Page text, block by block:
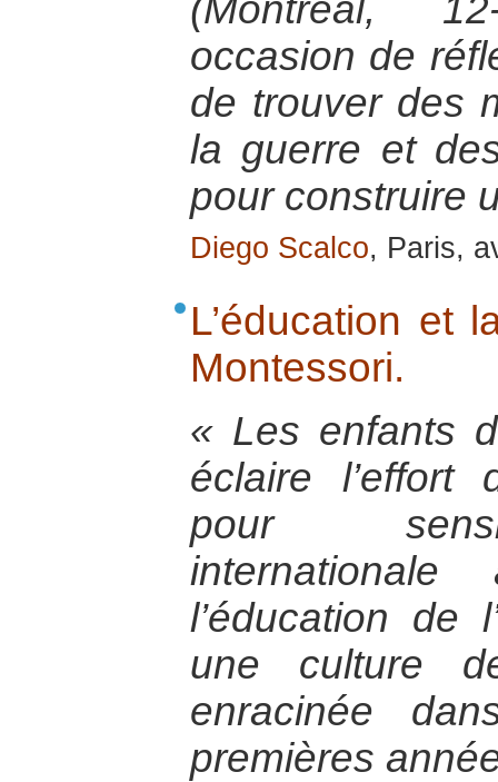
(Montréal,
occasion de
de trouver des
la guerre et
pour construire
Diego Scalco, Paris,
L’éducation et
Montessori.
« Les enfants
éclaire l’effort
pour
l’éducation de
une culture
enracinée
premières